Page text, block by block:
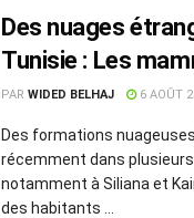
Des nuages
Tunisie : Les
par un spécialiste
PAR WIDED BELHAJ 6 AOÛT
Des formations
récemment dans
notamment à Siliana et
des habitants ...